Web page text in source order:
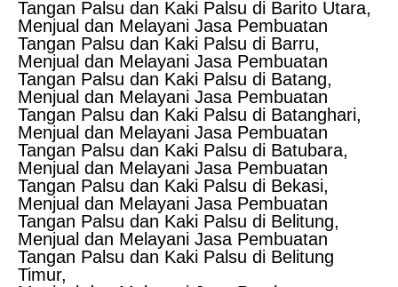
Tangan Palsu dan Kaki Palsu di Barito Utara,
Menjual dan Melayani Jasa Pembuatan
Tangan Palsu dan Kaki Palsu di Barru,
Menjual dan Melayani Jasa Pembuatan
Tangan Palsu dan Kaki Palsu di Batang,
Menjual dan Melayani Jasa Pembuatan
Tangan Palsu dan Kaki Palsu di Batanghari,
Menjual dan Melayani Jasa Pembuatan
Tangan Palsu dan Kaki Palsu di Batubara,
Menjual dan Melayani Jasa Pembuatan
Tangan Palsu dan Kaki Palsu di Bekasi,
Menjual dan Melayani Jasa Pembuatan
Tangan Palsu dan Kaki Palsu di Belitung,
Menjual dan Melayani Jasa Pembuatan
Tangan Palsu dan Kaki Palsu di Belitung
Timur,